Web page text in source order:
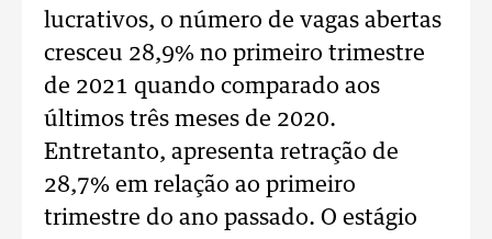
lucrativos, o número de vagas abertas
cresceu 28,9% no primeiro trimestre
de 2021 quando comparado aos
últimos três meses de 2020.
Entretanto, apresenta retração de
28,7% em relação ao primeiro
trimestre do ano passado. O estágio